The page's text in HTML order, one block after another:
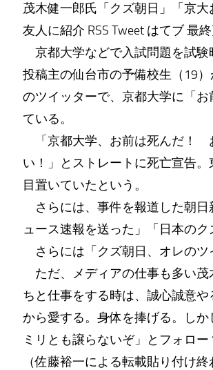
茂木健一郎氏「クズ朝日」「京大
友人に紹介 RSS Tweet はてブ 最
京都大学などで入試問題を試験
投稿主の仙台市の予備校生（19
のツイッターで、京都大学に「
ている。
「京都大学、お前は死んだ！
い！」とストレートに死亡宣告
目置いていたという。
さらには、事件を報道した朝日
ュース速報を送った」「日本の
さらには「クズ朝日、オレのツ
ただ、メディアの仕事も多い茂
ちと仕事をする時は、誠心誠意
から愛する。身体を捧げる。し
ミリとも譲らないぞ」とフォロ
（佐藤裕一による転載貼り付け終